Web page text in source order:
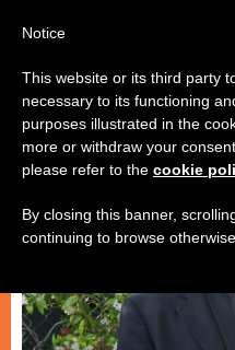
CHIESE LOCALI
Notice
This website or its third party
necessary to its functioning
purposes illustrated in the
more or withdraw your
please refer to the cookie
By closing this banner,
continuing to browse